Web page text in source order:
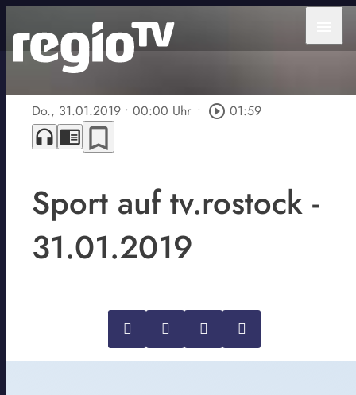
Do., 31.01.2019 • 00:00 Uhr • play_circle_outline 01:59
headphones chrome_reader_mode bookmark_border
Sport auf tv.rostock -
31.01.2019